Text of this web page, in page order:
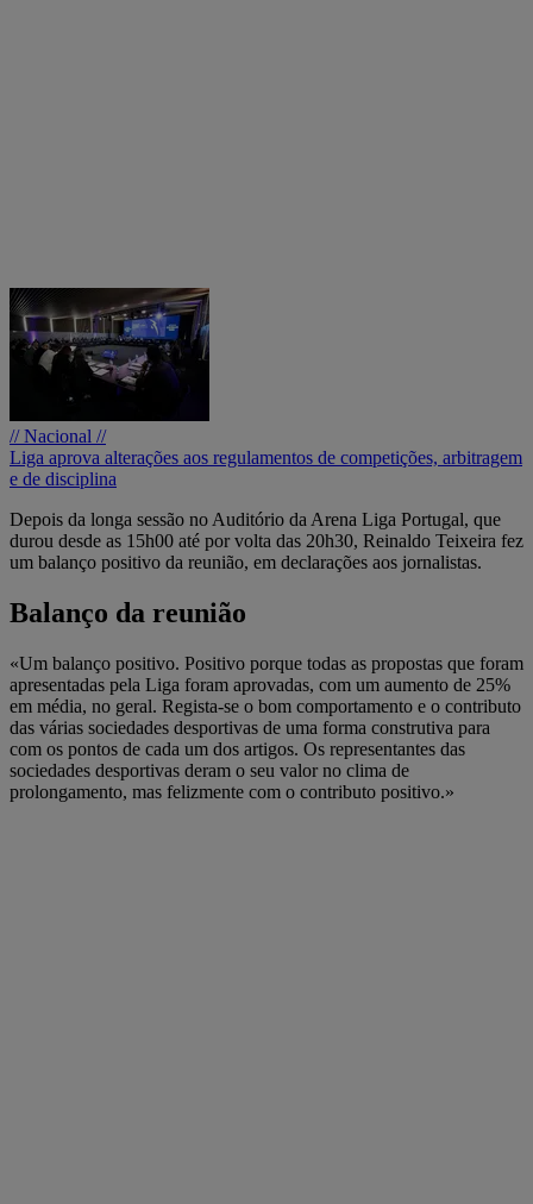
// Nacional //
Liga aprova alterações aos regulamentos de competições, arbitragem
e de disciplina
Depois da longa sessão no Auditório da Arena Liga Portugal, que
durou desde as 15h00 até por volta das 20h30, Reinaldo Teixeira fez
um balanço positivo da reunião, em declarações aos jornalistas.
Balanço da reunião
«Um balanço positivo. Positivo porque todas as propostas que foram
apresentadas pela Liga foram aprovadas, com um aumento de 25%
em média, no geral. Regista-se o bom comportamento e o contributo
das várias sociedades desportivas de uma forma construtiva para
com os pontos de cada um dos artigos. Os representantes das
sociedades desportivas deram o seu valor no clima de
prolongamento, mas felizmente com o contributo positivo.»